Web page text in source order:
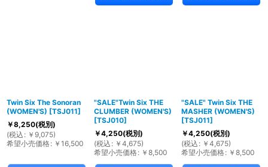
Twin Six The Sonoran
(WOMEN'S) [TSJ011]
￥8,250(税別)
(税込 : ￥ 9,075)
希望小売価格: ￥ 16,500
"SALE"Twin Six THE
CLUMBER (WOMEN'S)
[TSJ010]
￥4,250(税別)
(税込 : ￥ 4,675)
希望小売価格: ￥ 8,500
"SALE" Twin Six THE
MASHER (WOMEN'S)
[TSJ011]
￥4,250(税別)
(税込 : ￥ 4,675)
希望小売価格: ￥ 8,500